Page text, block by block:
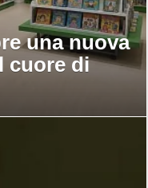
una nuova
cuore di